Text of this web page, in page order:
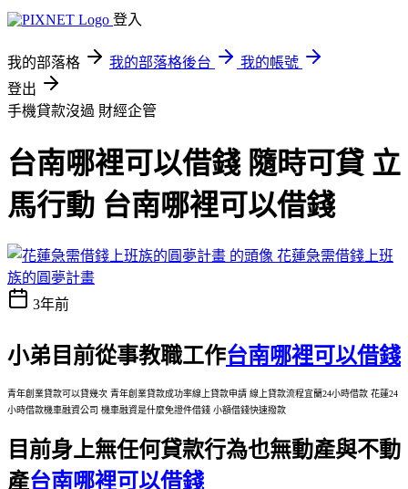
登入
我的部落格 我的部落格後台
我的帳號
登出
手機貸款沒過 財經企管
台南哪裡可以借錢 隨時可貸 立
馬行動 台南哪裡可以借錢
花蓮急需借錢上班
族的圓夢計畫
3年前
小弟目前從事教職工作台南哪裡可以借錢
青年創業貸款可以貸幾次 青年創業貸款成功率線上貸款申請 線上貸款流程宜蘭24小時借款 花蓮24
小時借款機車融資公司 機車融資是什麼免證件借錢 小額借錢快速撥款
目前身上無任何貸款行為也無動產與不動
產台南哪裡可以借錢